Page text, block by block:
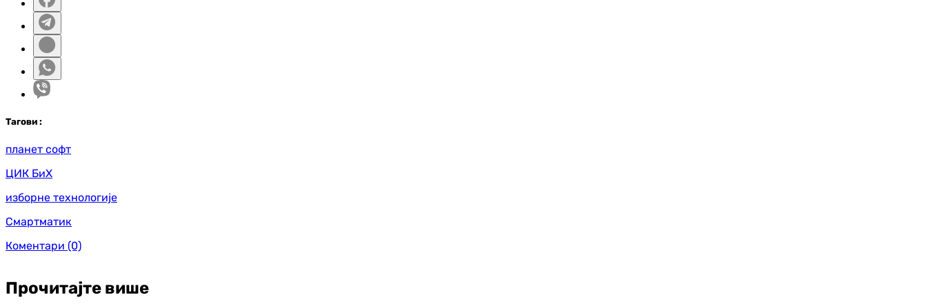
Тагови :
планет софт
ЦИК БиХ
изборне технологије
Смартматик
Коментари (0)
Прочитајте више